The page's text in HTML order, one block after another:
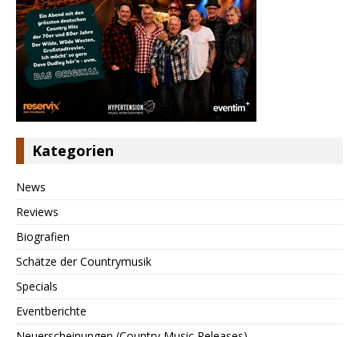
Kategorien
News
Reviews
Biografien
Schätze der Countrymusik
Specials
Eventberichte